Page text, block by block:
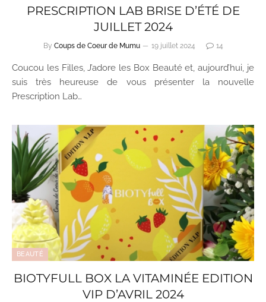
PRESCRIPTION LAB BRISE D’ÉTÉ DE
JUILLET 2024
By Coups de Coeur de Mumu 19 juillet 2024 14
Coucou les Filles, J’adore les Box Beauté et, aujourd’hui, je
suis très heureuse de vous présenter la nouvelle
Prescription Lab…
BEAUTÉ
BIOTYFULL BOX LA VITAMINÉE EDITION
VIP D’AVRIL 2024